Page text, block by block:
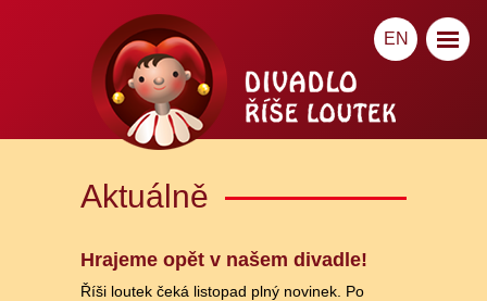
EN
Aktuálně
Hrajeme opět v našem divadle!
Říši loutek čeká listopad plný novinek. Po